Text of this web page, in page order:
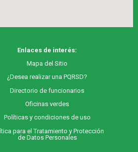
Enlaces de interés:
Mapa del Sitio
¿Desea realizar una PQRSD?
Directorio de funcionarios
Oficinas verdes
Políticas y condiciones de uso
para el Tratamiento y Protección
de Datos Personales